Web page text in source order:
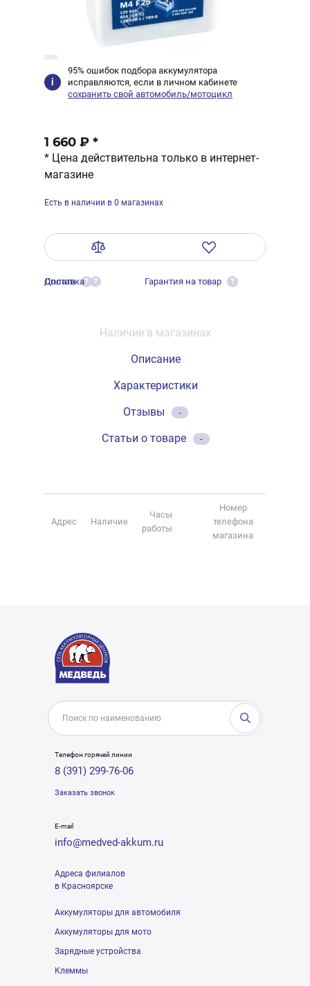
95% ошибок подбора аккумулятора
исправляются, если в личном кабинете
сохранить свой автомобиль/мотоцикл
1 660 ₽ *
* Цена действительна только в интернет-
магазине
Есть в наличии в 0 магазинах
Оплата ?
Доставка ? Гарантия на товар ?
Наличие в магазинах
Описание
Характеристики
Отзывы
-
Статьи о товаре -
Адрес Наличие
Часы
работы
Номер
телефона
магазина
Телефон горячей линии
8 (391) 299-76-06
Заказать звонок
E-mail
info@medved-akkum.ru
Адреса филиалов
в Красноярске
Аккумуляторы для автомобиля
Аккумуляторы для мото
Зарядные устройства
Клеммы